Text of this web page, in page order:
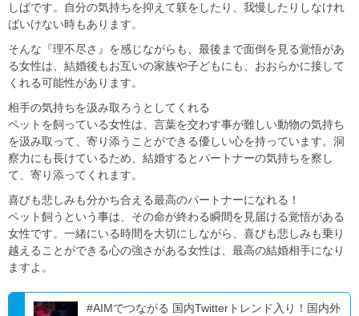
しばです。自分の気持ちを抑えて躾をしたり、我慢したりしなけれ
ばいけない時もあります。
そんな『理不尽さ』を感じながらも、最後まで面倒を見る覚悟があ
る女性は、結婚後もお互いの家族や子どもにも、おおらかに接して
くれる可能性があります。
相手の気持ちを汲み取ろうとしてくれる
ペットを飼っている女性は、言葉を交わす事が難しい動物の気持ち
を汲み取って、寄り添うことができる優しい心を持っています。洞
察力にも長けているため、結婚するとパートナーの気持ちを察し
て、寄り添ってくれます。
喜びも悲しみも分かち合える最高のパートナーになれる！
ペット飼うという事は、その命が終わる瞬間を見届ける覚悟がある
女性です。一緒にいる時間を大切にしながら、喜びも悲しみも乗り
越えることができる心の強さがある女性は、最高の結婚相手になり
ますよ。
#AIMでつながる 国内Twitterトレンド入り！国内外